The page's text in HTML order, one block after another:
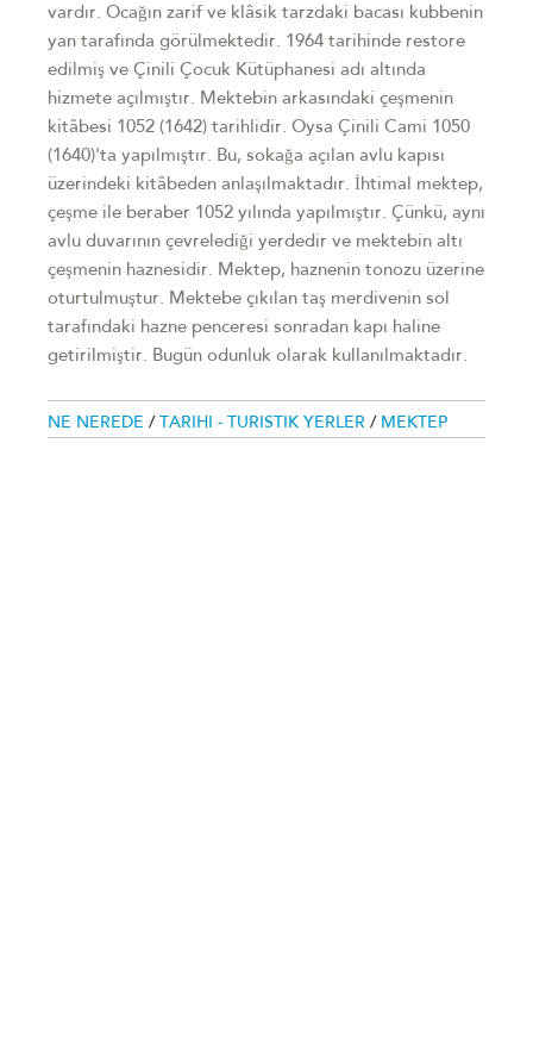
vardır. Ocağın zarif ve klâsik tarzdaki bacası kubbenin
yan tarafında görülmektedir. 1964 tarihinde restore
edilmiş ve Çinili Çocuk Kütüphanesi adı altında
hizmete açılmıştır. Mektebin arkasındaki çeşmenin
kitâbesi 1052 (1642) tarihlidir. Oysa Çinili Cami 1050
(1640)'ta yapılmıştır. Bu, sokağa açılan avlu kapısı
üzerindeki kitâbeden anlaşılmaktadır. İhtimal mektep,
çeşme ile beraber 1052 yılında yapılmıştır. Çünkü, aynı
avlu duvarının çevrelediği yerdedir ve mektebin altı
çeşmenin haznesidir. Mektep, haznenin tonozu üzerine
oturtulmuştur. Mektebe çıkılan taş merdivenin sol
tarafındaki hazne penceresi sonradan kapı haline
getirilmiştir. Bugün odunluk olarak kullanılmaktadır.
NE NEREDE / TARIHI - TURISTIK YERLER / MEKTEP